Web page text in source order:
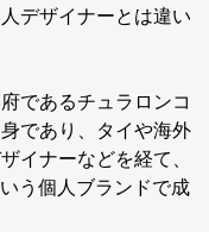
デザイナーとは違い
であるチュラロンコ
であり、タイや海外
イナーなどを経て、
う個人ブランドで成